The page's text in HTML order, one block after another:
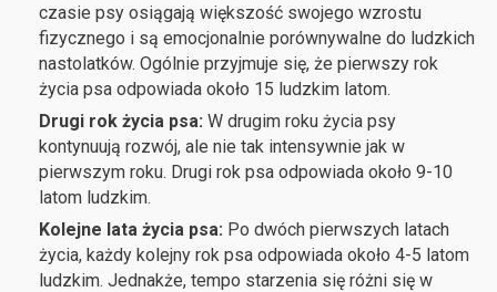
czasie psy osiągają większość swojego wzrostu
fizycznego i są emocjonalnie porównywalne do ludzkich
nastolatków. Ogólnie przyjmuje się, że pierwszy rok
życia psa odpowiada około 15 ludzkim latom.
Drugi rok życia psa: W drugim roku życia psy
kontynuują rozwój, ale nie tak intensywnie jak w
pierwszym roku. Drugi rok psa odpowiada około 9-10
latom ludzkim.
Kolejne lata życia psa: Po dwóch pierwszych latach
życia, każdy kolejny rok psa odpowiada około 4-5 latom
ludzkim. Jednakże, tempo starzenia się różni się w